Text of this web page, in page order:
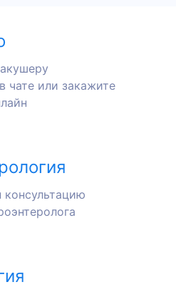
чате или закажите
консультацию